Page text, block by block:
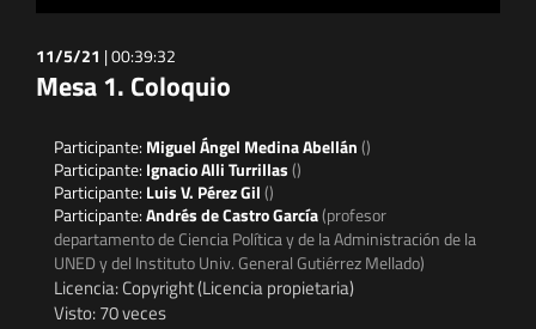
11/5/21 |00:39:32
Mesa 1. Coloquio
Participante: Miguel Ángel Medina Abellán()
Participante: Ignacio Alli Turrillas()
Participante: Luis V. Pérez Gil()
Participante:Andrés de Castro García(profesor
departamento de Ciencia Política y de la Administración de la
UNED y del Instituto Univ. General Gutiérrez Mellado)
Licencia: Copyright (Licencia propietaria)
Visto: 70 veces